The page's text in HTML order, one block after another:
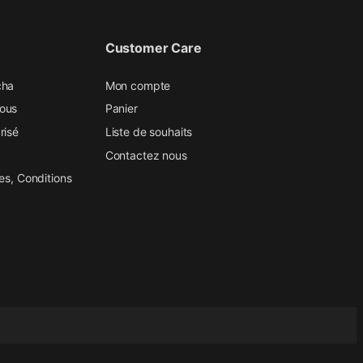
Conditions
Customer Care
Mon compte
Panier
Liste de souhaits
Contactez nous